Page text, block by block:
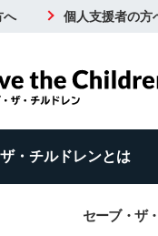
へ 個人支援者の方
・チルドレンとは
セーブ・ザ